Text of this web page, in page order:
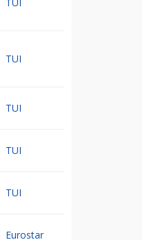
TUI
TUI
TUI
TUI
Eurostar